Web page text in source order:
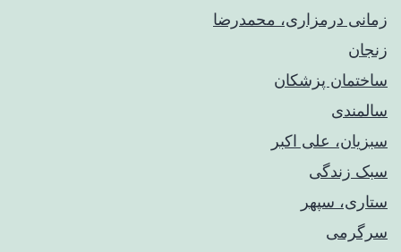
زمانی درمزاری، محمدرضا
زنجان
ساختمان پزشکان
سالمندی
سبزیان، علی اکبر
سبک زندگی
ستاری، سپهر
سرگرمی